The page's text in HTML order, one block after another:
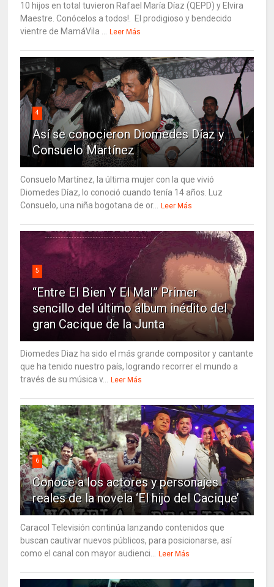
10 hijos en total tuvieron Rafael María Díaz (QEPD) y Elvira
Maestre. Conócelos a todos!. El prodigioso y bendecido
vientre de MamáVila ... Leer Más
4
Así se conocieron Diomedes Díaz y
Consuelo Martínez
Consuelo Martínez, la última mujer con la que vivió
Diomedes Díaz, lo conoció cuando tenía 14 años. Luz
Consuelo, una niña bogotana de or... Leer Más
5
“Entre El Bien Y El Mal” Primer
sencillo del último álbum inédito del
gran Cacique de la Junta
Diomedes Diaz ha sido el más grande compositor y cantante
que ha tenido nuestro país, logrando recorrer el mundo a
través de su música v... Leer Más
6
Conoce a los actores y personajes
reales de la novela ‘El hijo del Cacique’
Caracol Televisión continúa lanzando contenidos que
buscan cautivar nuevos públicos, para posicionarse, así
como el canal con mayor audienci... Leer Más